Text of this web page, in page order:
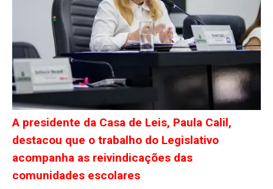
A presidente da Casa de Leis, Paula Calil,
destacou que o trabalho do Legislativo
acompanha as reivindicações das
comunidades escolares